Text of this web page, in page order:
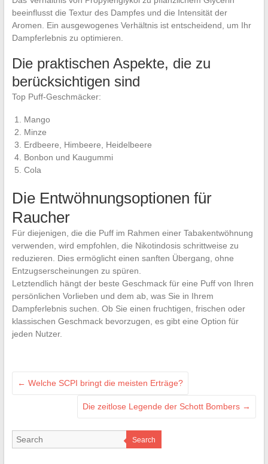
beeinflusst die Textur des Dampfes und die Intensität der
Aromen. Ein ausgewogenes Verhältnis ist entscheidend, um Ihr
Dampferlebnis zu optimieren.
Die praktischen Aspekte, die zu
berücksichtigen sind
Top Puff-Geschmäcker:
Mango
Minze
Erdbeere, Himbeere, Heidelbeere
Bonbon und Kaugummi
Cola
Die Entwöhnungsoptionen für
Raucher
Für diejenigen, die die Puff im Rahmen einer Tabakentwöhnung
verwenden, wird empfohlen, die Nikotindosis schrittweise zu
reduzieren. Dies ermöglicht einen sanften Übergang, ohne
Entzugserscheinungen zu spüren.
Letztendlich hängt der beste Geschmack für eine Puff von Ihren
persönlichen Vorlieben und dem ab, was Sie in Ihrem
Dampferlebnis suchen. Ob Sie einen fruchtigen, frischen oder
klassischen Geschmack bevorzugen, es gibt eine Option für
jeden Nutzer.
← Welche SCPI bringt die meisten Erträge?
Die zeitlose Legende der Schott Bombers →
Search